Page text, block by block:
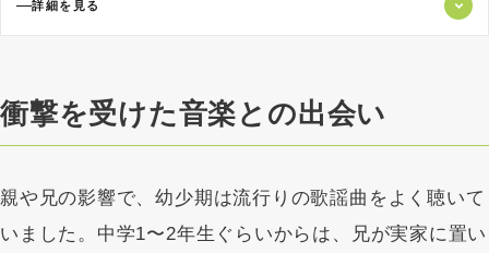
詳細を見る
（Deejay）であり、MastermindのCEO。15歳でキャリアを始
動し、2007年には「Road to 横浜レゲエ祭」にて史上最年少
以降、数多の作品を世に送り出し、シーンの一線を走る最重要
アーティストとしての地位を揺るぎないものとした。 2018年
衝撃を受けた音楽との出会い
親や兄の影響で、幼少期は流行りの歌謡曲をよく聴いて
いました。中学1〜2年生ぐらいからは、兄が実家に置い